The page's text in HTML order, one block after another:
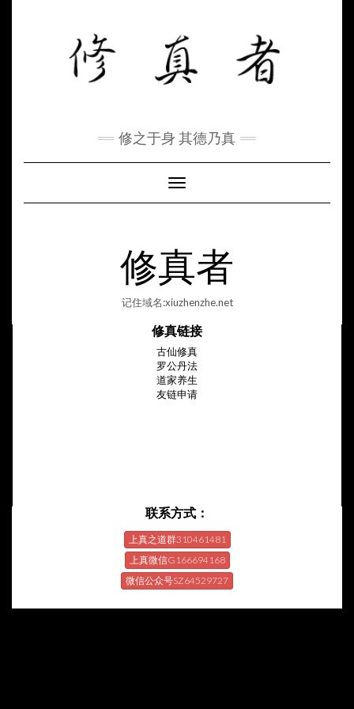
修之于身 其德乃真
Toggle Navigation
修真者
记住域名:xiuzhenzhe.net
修真链接
古仙修真
罗公丹法
道家养生
友链申请
联系方式：
上真之道群310461481
上真微信G166694168
微信公众号SZ64529727